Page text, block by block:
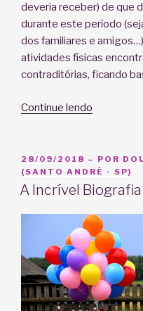
deveria receber) de que
durante este período
dos familiares e
atividades físicas
contraditórias, ficando
Continue lendo
na
Gestação:
é
PUBLICADO
EM
28/09/2018 – POR
(SANTO ANDRÉ - SP)
A Incrível